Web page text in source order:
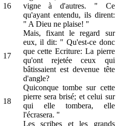
16
vigne à d'autres. " Ce
qu'ayant entendu, ils dirent:
" A Dieu ne plaise! "
17
Mais, fixant le regard sur
eux, il dit: " Qu'est-ce donc
que cette Ecriture: La pierre
qu'ont rejetée ceux qui
bâtissaient est devenue tête
d'angle?
18
Quiconque tombe sur cette
pierre sera brisé; et celui sur
qui elle tombera, elle
l'écrasera. "
Les scribes et les grands